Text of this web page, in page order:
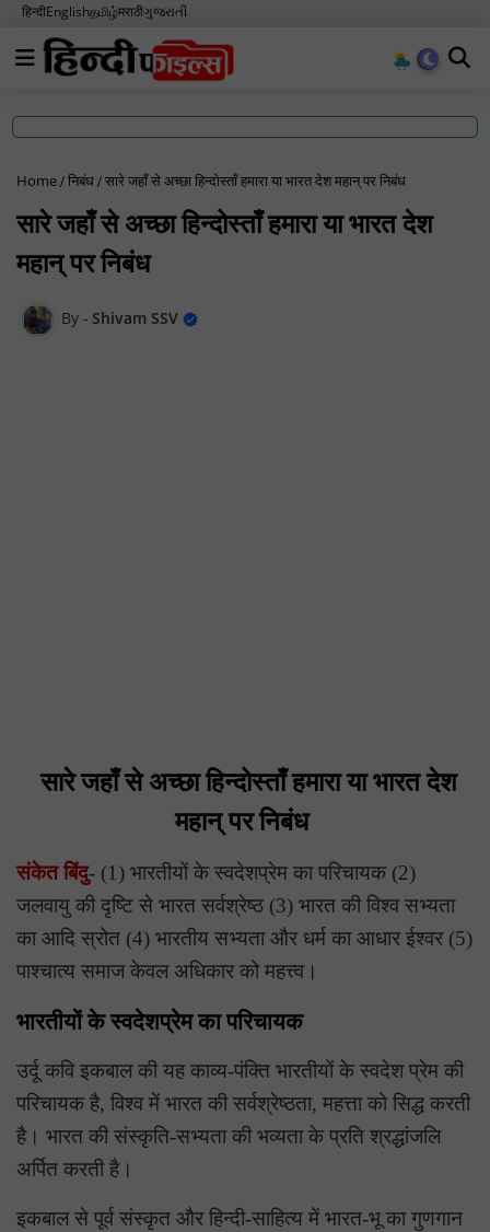
हिन्दीEnglishதமிழ்मराठीગુજરાતી
Home निबंध सारे जहाँ से अच्छा हिन्दोस्ताँ हमारा या भारत देश महान् पर निबंध
सारे जहाँ से अच्छा हिन्दोस्ताँ हमारा या भारत देश
महान् पर निबंध
Shivam SSV
सारे जहाँ से अच्छा हिन्दोस्ताँ हमारा या भारत देश
महान् पर निबंध
संकेत बिंदु- (1) भारतीयों के स्वदेशप्रेम का परिचायक (2)
जलवायु की दृष्टि से भारत सर्वश्रेष्ठ (3) भारत की विश्व सभ्यता
का आदि स्रोत (4) भारतीय सभ्यता और धर्म का आधार ईश्वर (5)
पाश्चात्य समाज केवल अधिकार को महत्त्व।
भारतीयों के स्वदेशप्रेम का परिचायक
उर्दू कवि इकबाल की यह काव्य-पंक्ति भारतीयों के स्वदेश प्रेम की
परिचायक है, विश्व में भारत की सर्वश्रेष्ठता, महत्ता को सिद्ध करती
है। भारत की संस्कृति-सभ्यता की भव्यता के प्रति श्रद्धांजलि
अर्पित करती है।
इकबाल से पूर्व संस्कृत और हिन्दी-साहित्य में भारत-भू का गुणगान